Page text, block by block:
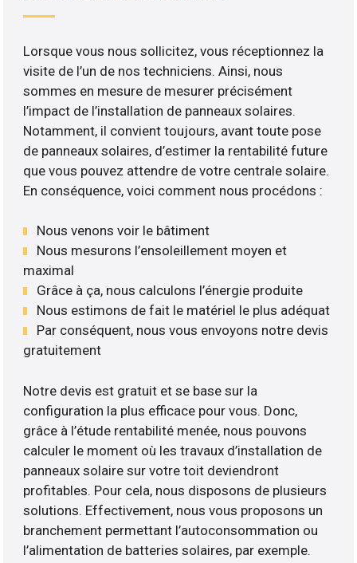
Lorsque vous nous sollicitez, vous réceptionnez la
visite de l’un de nos techniciens. Ainsi, nous
sommes en mesure de mesurer précisément
l’impact de l’installation de panneaux solaires.
Notamment, il convient toujours, avant toute pose
de panneaux solaires, d’estimer la rentabilité future
que vous pouvez attendre de votre centrale solaire.
En conséquence, voici comment nous procédons :
Nous venons voir le bâtiment
Nous mesurons l’ensoleillement moyen et
maximal
Grâce à ça, nous calculons l’énergie produite
Nous estimons de fait le matériel le plus adéquat
Par conséquent, nous vous envoyons notre devis
gratuitement
Notre devis est gratuit et se base sur la
configuration la plus efficace pour vous. Donc,
grâce à l’étude rentabilité menée, nous pouvons
calculer le moment où les travaux d’installation de
panneaux solaire sur votre toit deviendront
profitables. Pour cela, nous disposons de plusieurs
solutions. Effectivement, nous vous proposons un
branchement permettant l’autoconsommation ou
l’alimentation de batteries solaires, par exemple.